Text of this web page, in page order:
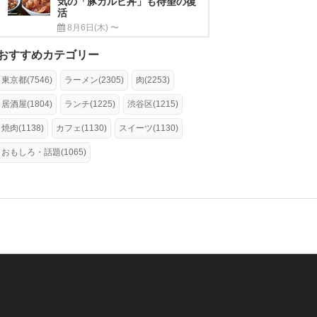
活
8月6日(木) 〜
すすめカテゴリー
東京都(7546) ラーメン(2305) 肉(2253)
居酒屋(1804) ランチ(1225) 渋谷区(1215)
焼肉(1138) カフェ(1130) スイーツ(1130)
おもしろ・話題(1065)